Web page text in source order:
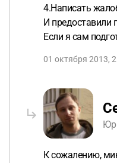
4.Написать
И предоставили
Если я сам
01 октября 2013,
К сожалению,